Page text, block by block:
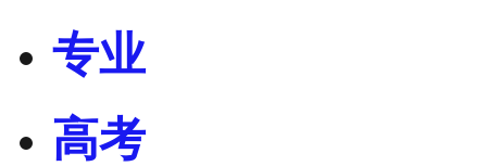
专业
高考